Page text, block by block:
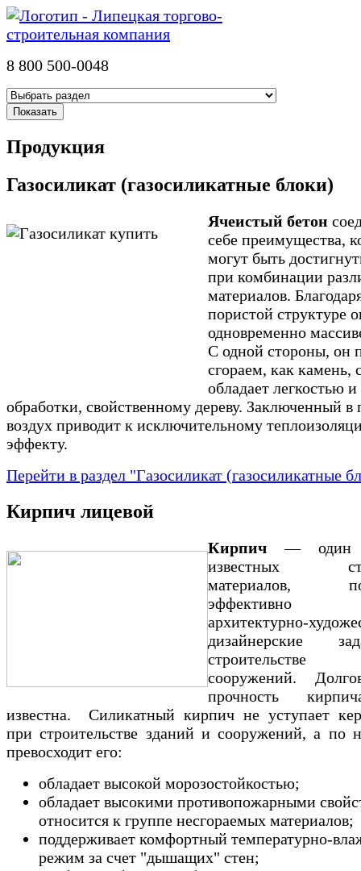
8 800 500-0048
Продукция
Газосиликат (газосиликатные блоки)
Ячеистый бетон
себе преимущества,
могут быть
при комбинации
материалов.
пористой структуре
одновременно
С одной стороны, он
сгораем, как камень,
обладает легкостью
обработки, свойственному дереву. Заключенный в
воздух приводит к исключительному
эффекту.
Перейти в раздел "Газосиликат (газосиликатные
Кирпич лицевой
Кирпич — один
известных
материалов,
эффективно
архитектурно-
дизайнерские
сооружений.
прочность
известна. Силикатный кирпич не уступает
при строительстве зданий и сооружений, а по
превосходит его:
обладает высокой морозостойкостью;
обладает высокими противопожарными
относится к группе несгораемых материалов;
поддерживает комфортный температурно-
режим за счет "дышащих" стен;